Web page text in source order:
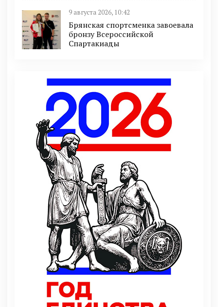
9 августа 2026, 10:42
Брянская спортсменка завоевала
бронзу Всероссийской
Спартакиады